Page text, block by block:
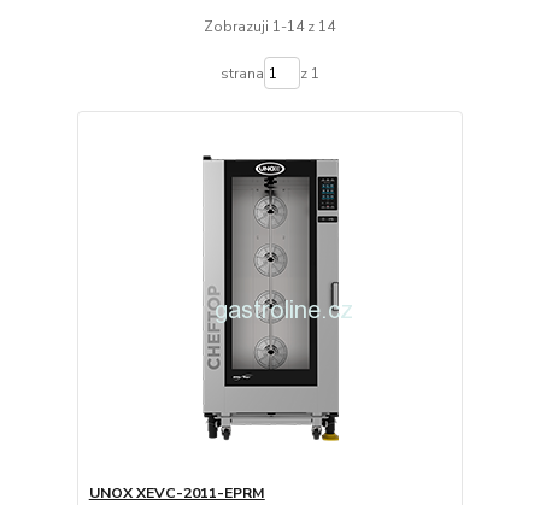
Zobrazuji 1-14 z 14
strana z 1
UNOX XEVC-2011-EPRM